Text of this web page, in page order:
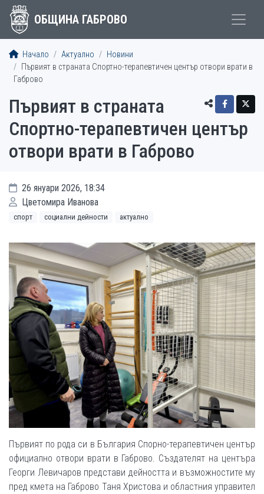
ОБЩИНА ГАБРОВО
Начало Актуално
Новини
Първият в страната Спортно-терапевтичен център отвори врати в
Габрово
Първият в страната
Спортно-терапевтичен център
отвори врати в Габрово
26 януари 2026, 18:34
Цветомира Иванова
спорт социални дейности актуално
Първият по рода си в България Спорно-терапевтичен център
официално отвори врати в Габрово. Създателят на центъра
Георги Левичаров представи дейността и възможностите му
пред кмета на Габрово Таня Христова и областния управител